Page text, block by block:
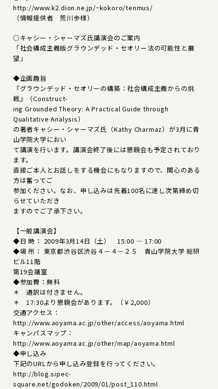
http://www.k2.dion.ne.jp/~kokoro/tenmus/
（情報提供者 荒川歩様）
○キャシー・シャーマズ氏講演会のご案内
「社会構成主義版グラウンデッド・セオリー法の可能性と展
望」
◆企画趣旨
『グラウンデッド・セオリーの構築：社会構成主義からの挑
戦』（Construct-
ing Grounded Theory: A Practical Guide through
Qualitative Analysis）
の著者キャシー・シャーマズ氏（Kathy Charmaz）が3月に青
山学院大学におい
て講演を行います。講演会終了後には懇親会も予定されており
ます。
直接ご本人とお話しをする機会にもなりますので、関心のある
方は奮ってご
参加ください。なお、申し込みは先着100名に達し次第締め切
らせていただき
ますのでご了承下さい。
【一般講演会】
◆日 時： 2009年3月14日（土） 15:00 — 17:00
◆場 所： 東京都渋谷区渋谷４－４－２５ 青山学院大学 総研
ビル11階
第19会議室
◆参加費：無料
＊ 通訳は付きません。
＊ 17:30より懇親会があります。（￥2,000）
交通アクセス：
http://www.aoyama.ac.jp/other/access/aoyama.html
キャンパスマップ：
http://www.aoyama.ac.jp/other/map/aoyama.html
◆申し込み
下記のURLから申し込み登録を行ってください。
http://blog.sipec-
square.net/godoken/2009/01/post_110.html